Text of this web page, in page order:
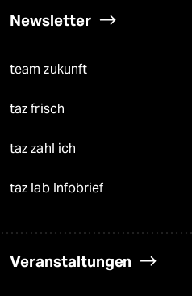
Newsletter
team zukunft
taz frisch
taz zahl ich
taz lab Infobrief
Veranstaltungen